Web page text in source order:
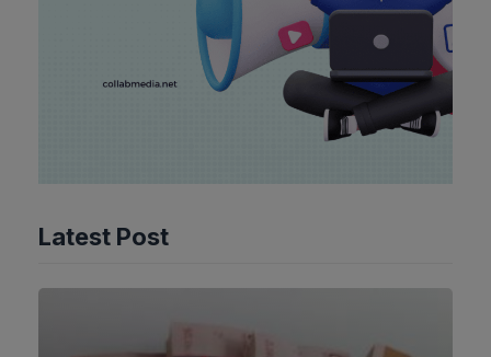
Latest Post